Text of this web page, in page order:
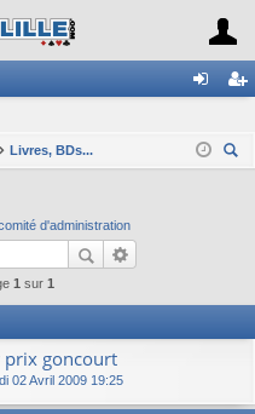
ne cri
Livres, BDs...
d'administration
1 sur 1
prix goncourt
02 Avril 2009 19:25